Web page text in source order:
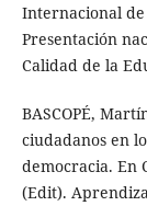
Internacional de
Presentación
Calidad de la
BASCOPÉ,
ciudadanos en
democracia. En
(Edit).